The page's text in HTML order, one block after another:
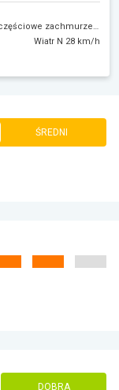
częściowe zachmurzenie
Wiatr N 28 km/h
ŚREDNI
DOBRA